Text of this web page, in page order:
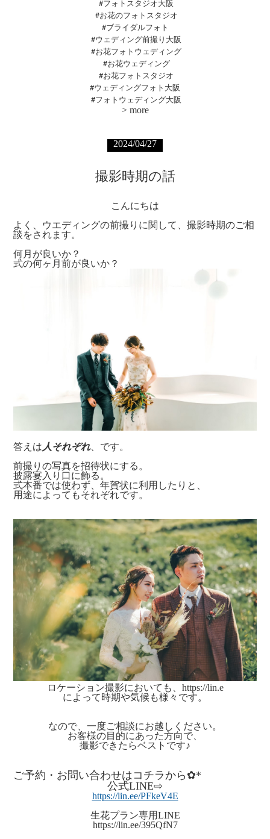
#フォトスタジオ大阪
#お花のフォトスタジオ
#ブライダルフォト
#ウェディング前撮り大阪
#お花フォトウェディング
#お花ウェディング
#お花フォトスタジオ
#ウェディングフォト大阪
#フォトウェディング大阪
>more
2024/04/27
撮影時期の話
こんにちは
よく、ウエディングの前撮りに関して、撮影時期のご相
談をされます。
何月が良いか？
式の何ヶ月前が良いか？
答えは 人それぞれ、です。
前撮りの写真を招待状にする。
披露宴入り口に飾る。
式本番では使わず、年賀状に利用したりと、
用途によってもそれぞれです。
ロケーション撮影においても、 https://lin.e
によって時期や気候も様々です。
なので、一度ご相談にお越しください。
お客様の目的にあった方向で、
撮影できたらベストです♪
ご予約・お問い合わせはコチラから✿*
公式LINE⇨
https://lin.ee/PFkeV4E
生花プラン専用LINE
https://lin.ee/395QfN7